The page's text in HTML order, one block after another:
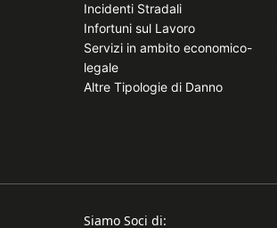
Incidenti Stradali
Infortuni sul Lavoro
Servizi in ambito economico-
legale
Altre Tipologie di Danno
Siamo Soci di: